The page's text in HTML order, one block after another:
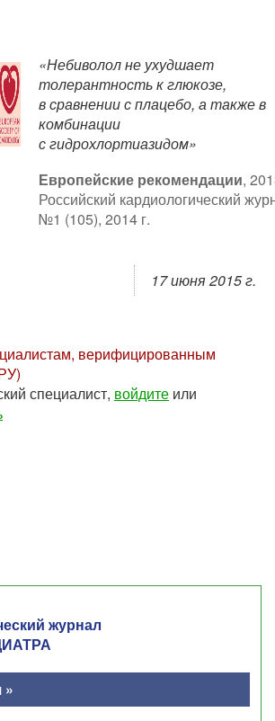
«Небиволол не ухудшает
толерантность к глюкозе,
в сравнении с плацебо, а также в
комбинации
с гидрохлортиазидом»
Европейские рекомендации,
Российский кардиологический
№1 (105), 2014 г.
17 июня 2015 г.
верифицированным
специалист, войдите или
журнал
»